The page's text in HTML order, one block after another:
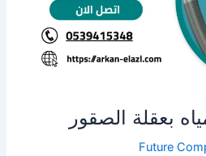
بعقلة الصقور
Future